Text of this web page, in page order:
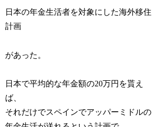
日本の年金生活者を対象にした海外移住
計画
があった。
日本で平均的な年金額の20万円を貰え
ば、
それだけでスペインでアッパーミドルの